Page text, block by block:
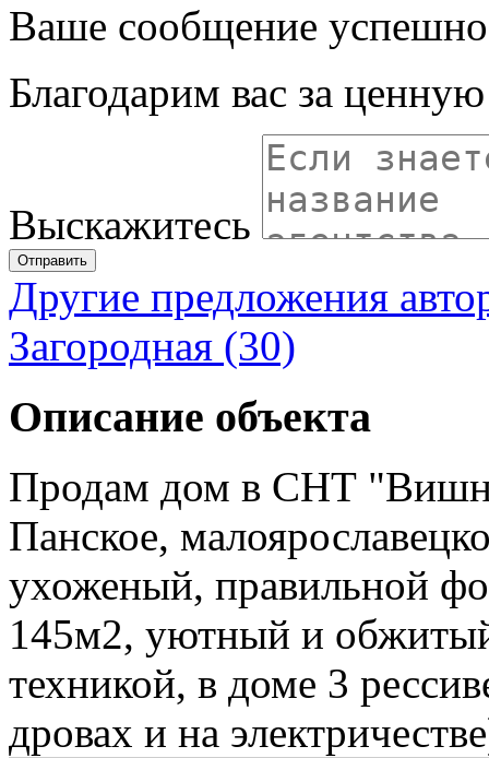
Ваше сообщение успешно
Благодарим вас за
Выскажитесь
Отправить
Другие предложения
Загородная (30)
Описание объекта
Продам дом в СНТ
Панское,
ухоженый, правильной
145м2, уютный и
техникой, в доме 3
дровах и на